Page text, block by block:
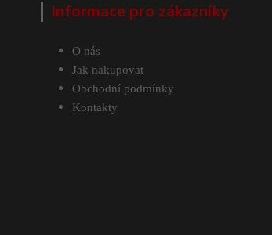
Informace pro zákazníky
O nás
Jak nakupovat
Obchodní podmínky
Kontakty